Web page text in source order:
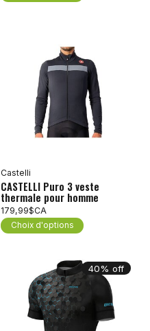
Castelli
CASTELLI Puro 3 veste
thermale pour homme
179,99$CA
Choix d'options
40% off